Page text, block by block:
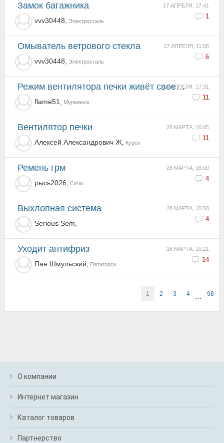
17 АПРЕЛЯ, 17:41
1
замок багажника
vvv30448, Электросталь
17 АПРЕЛЯ, 11:56
6
Омыватель ветрового стекла
vvv30448, Электросталь
14 АПРЕЛЯ, 17:31
11
Режим вентилятора печки живёт своей жизнью (((
flame51, Мурманск
28 МАРТА, 16:05
11
вентилятор печки
Алексей Александрович Ж, Курск
28 МАРТА, 16:00
4
ремень грм
рысь2026, Сочи
28 МАРТА, 15:50
4
Выхлопная система
Serious Sem,
16 МАРТА, 10:21
14
Уходит антифриз
Пан Шмульский, Пятигорск
1 2 3 4 … 98
О компании
Интернет магазин
Каталог товаров
Партнерство